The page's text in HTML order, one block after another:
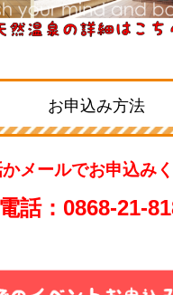
お申込み方法
かメールでお申込み
電話：